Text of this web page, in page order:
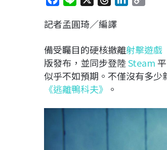
c
b
o
o
k
n
r
a
d
s
e
d
I
L
i
n
記者孟圓琦／編譯
備受矚目的硬核撤離射擊遊戲
版發布，並同步登陸Steam
似乎不如預期。不僅沒有多
《逃離鴨科夫》 。